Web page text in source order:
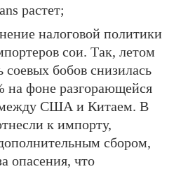
растет;
налоговой политики
сои. Так, летом
соевых бобов снизилась
на фоне разгорающейся
между США и Китаем. В
к импорту,
сбором,
опасения, что